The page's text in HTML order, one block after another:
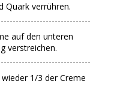
Quark verrühren.
auf den unteren
verstreichen.
1/3 der Creme